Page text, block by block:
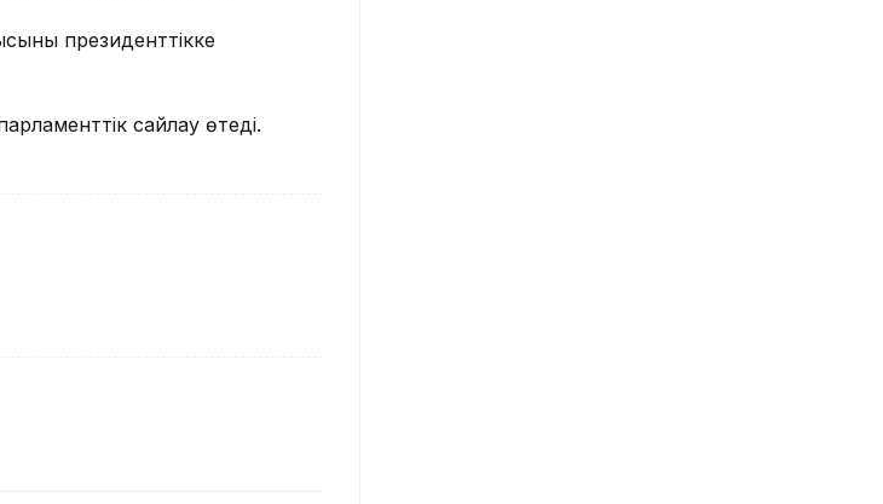
президенттікке
сайлау өтеді.